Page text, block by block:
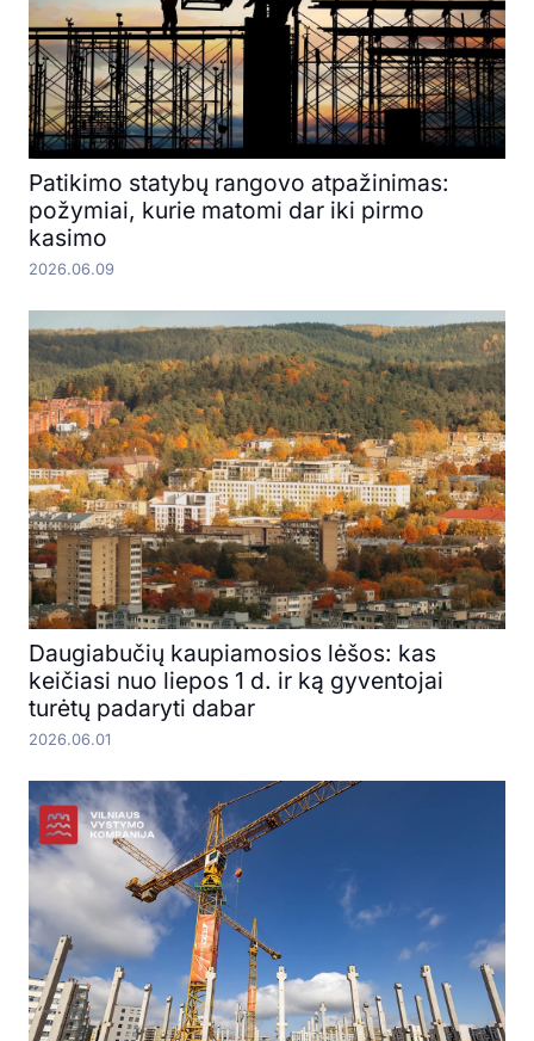
Patikimo statybų rangovo atpažinimas:
požymiai, kurie matomi dar iki pirmo
kasimo
2026.06.09
Daugiabučių kaupiamosios lėšos: kas
keičiasi nuo liepos 1 d. ir ką gyventojai
turėtų padaryti dabar
2026.06.01